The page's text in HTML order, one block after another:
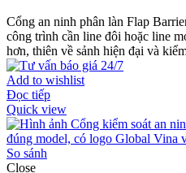
Cổng an ninh phân làn Flap
công trình cần line đôi hoặc line
hơn, thiên về sảnh hiện đại và
Add to wishlist
Đọc tiếp
Quick view
So sánh
Close